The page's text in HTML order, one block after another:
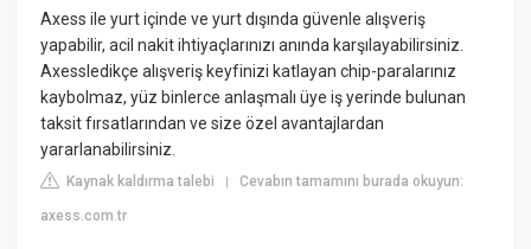
Axess ile yurt içinde ve yurt dışında güvenle alışveriş
yapabilir, acil nakit ihtiyaçlarınızı anında karşılayabilirsiniz.
Axessledikçe alışveriş keyfinizi katlayan chip-paralarınız
kaybolmaz, yüz binlerce anlaşmalı üye iş yerinde bulunan
taksit fırsatlarından ve size özel avantajlardan
yararlanabilirsiniz.
Kaynak kaldırma talebi |Cevabın tamamını burada okuyun:
axess.com.tr